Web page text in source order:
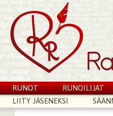
RUNOT RUNOILIJAT
LIITY JÄSENEKSI